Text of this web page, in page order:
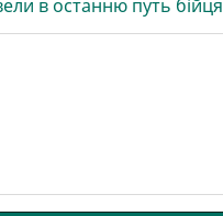
в останню путь бійця